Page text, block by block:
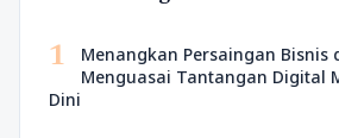
1
Menangkan Persaingan Bisnis
Menguasai Tantangan Digital
Dini